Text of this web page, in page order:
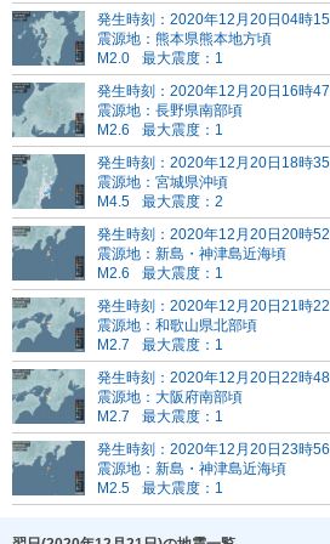
発生時刻：2020年12月20日04時
震源地：熊本県熊本地方頃
M2.0
最大震度：1
発生時刻：2020年12月20日16時
震源地：長野県南部頃
M2.6
最大震度：1
発生時刻：2020年12月20日18時
震源地：宮城県沖頃
M4.5
最大震度：2
発生時刻：2020年12月20日20時
震源地：新島・神津島近海頃
M2.6
最大震度：1
発生時刻：2020年12月20日21時
震源地：和歌山県北部頃
M2.7
最大震度：1
発生時刻：2020年12月20日22時
震源地：大阪府南部頃
M2.7
最大震度：1
発生時刻：2020年12月20日23時
震源地：新島・神津島近海頃
M2.5
最大震度：1